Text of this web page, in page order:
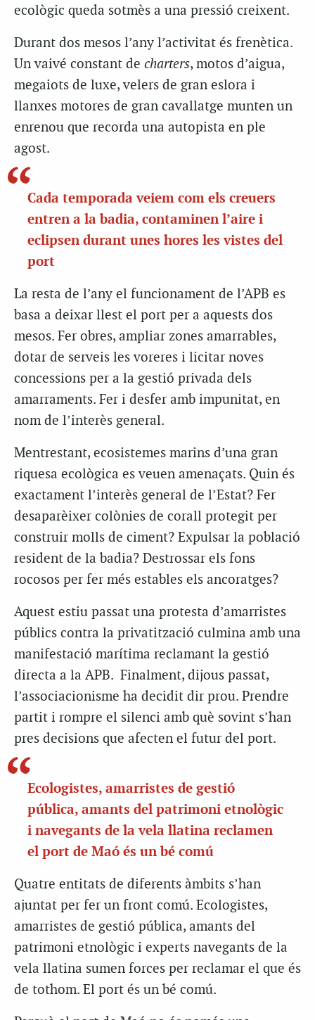
ecològic queda sotmès a una pressió creixent.
Durant dos mesos l’any l’activitat és frenètica.
Un vaivé constant de charters, motos d’aigua,
megaiots de luxe, velers de gran eslora i
llanxes motores de gran cavallatge munten un
enrenou que recorda una autopista en ple
agost.
Cada temporada veiem com els creuers
entren a la badia, contaminen l’aire i
eclipsen durant unes hores les vistes del
port
La resta de l’any el funcionament de l’APB es
basa a deixar llest el port per a aquests dos
mesos. Fer obres, ampliar zones amarrables,
dotar de serveis les voreres i licitar noves
concessions per a la gestió privada dels
amarraments. Fer i desfer amb impunitat, en
nom de l’interès general.
Mentrestant, ecosistemes marins d’una gran
riquesa ecològica es veuen amenaçats. Quin és
exactament l’interès general de l’Estat? Fer
desaparèixer colònies de corall protegit per
construir molls de ciment? Expulsar la població
resident de la badia? Destrossar els fons
rocosos per fer més estables els ancoratges?
Aquest estiu passat una protesta d’amarristes
públics contra la privatització culmina amb una
manifestació marítima reclamant la gestió
directa a la APB. Finalment, dijous passat,
l’associacionisme ha decidit dir prou. Prendre
partit i rompre el silenci amb què sovint s’han
pres decisions que afecten el futur del port.
Ecologistes, amarristes de gestió
pública, amants del patrimoni etnològic
i navegants de la vela llatina reclamen
el port de Maó és un bé comú
Quatre entitats de diferents àmbits s’han
ajuntat per fer un front comú. Ecologistes,
amarristes de gestió pública, amants del
patrimoni etnològic i experts navegants de la
vela llatina sumen forces per reclamar el que és
de tothom. El port és un bé comú.